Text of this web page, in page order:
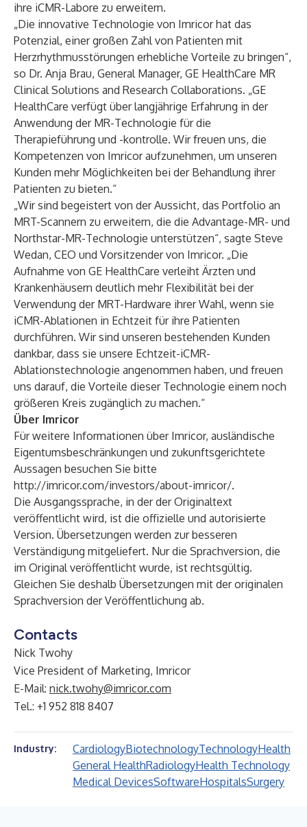
ihre iCMR-Labore zu erweitern.
„Die innovative Technologie von Imricor hat das
Potenzial, einer großen Zahl von Patienten mit
Herzrhythmusstörungen erhebliche Vorteile zu bringen“,
so Dr. Anja Brau, General Manager, GE HealthCare MR
Clinical Solutions and Research Collaborations. „GE
HealthCare verfügt über langjährige Erfahrung in der
Anwendung der MR-Technologie für die
Therapieführung und -kontrolle. Wir freuen uns, die
Kompetenzen von Imricor aufzunehmen, um unseren
Kunden mehr Möglichkeiten bei der Behandlung ihrer
Patienten zu bieten.“
„Wir sind begeistert von der Aussicht, das Portfolio an
MRT-Scannern zu erweitern, die die Advantage-MR- und
Northstar-MR-Technologie unterstützen“, sagte Steve
Wedan, CEO und Vorsitzender von Imricor. „Die
Aufnahme von GE HealthCare verleiht Ärzten und
Krankenhäusern deutlich mehr Flexibilität bei der
Verwendung der MRT-Hardware ihrer Wahl, wenn sie
iCMR-Ablationen in Echtzeit für ihre Patienten
durchführen. Wir sind unseren bestehenden Kunden
dankbar, dass sie unsere Echtzeit-iCMR-
Ablationstechnologie angenommen haben, und freuen
uns darauf, die Vorteile dieser Technologie einem noch
größeren Kreis zugänglich zu machen.“
Über Imricor
Für weitere Informationen über Imricor, ausländische
Eigentumsbeschränkungen und zukunftsgerichtete
Aussagen besuchen Sie bitte
http://imricor.com/investors/about-imricor/.
Die Ausgangssprache, in der der Originaltext
veröffentlicht wird, ist die offizielle und autorisierte
Version. Übersetzungen werden zur besseren
Verständigung mitgeliefert. Nur die Sprachversion, die
im Original veröffentlicht wurde, ist rechtsgültig.
Gleichen Sie deshalb Übersetzungen mit der originalen
Sprachversion der Veröffentlichung ab.
Contacts
Nick Twohy
Vice President of Marketing, Imricor
E-Mail: nick.twohy@imricor.com
Tel.: +1 952 818 8407
Industry: CardiologyBiotechnologyTechnologyHealth
General HealthRadiologyHealth Technology
Medical DevicesSoftwareHospitalsSurgery